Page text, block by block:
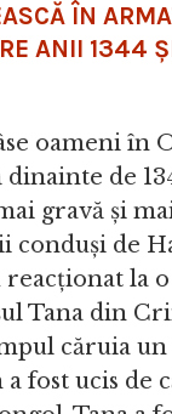
ÎN
ANII 1344
oameni în
de
gravă și
conduși de
reacționat la
Tana din
căruia
fost ucis de